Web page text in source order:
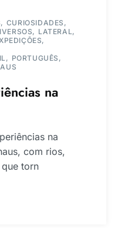
CURIOSIDADES
LATERAL
PORTUGUÊS
na
na
com rios,
torn